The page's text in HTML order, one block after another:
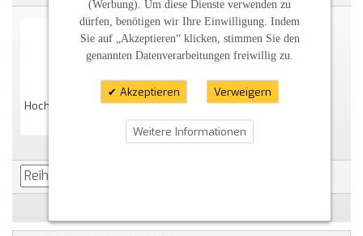
Hochzeitskerze "romantisch" Oval Abg.
29,60 €
(Werbung). Um diese Dienste verwenden zu
dürfen, benötigen wir Ihre Einwilligung. Indem
Sie auf „Akzeptieren“ klicken, stimmen Sie den
genannten Datenverarbeitungen freiwillig zu.
Akzeptieren Verweigern
Weitere Informationen